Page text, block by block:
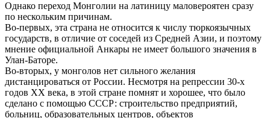
Однако переход Монголии на латиницу маловероятен сразу
по нескольким причинам.
Во-первых, эта страна не относится к числу тюркоязычных
государств, в отличие от соседей из Средней Азии, и поэтому
мнение официальной Анкары не имеет большого значения в
Улан-Баторе.
Во-вторых, у монголов нет сильного желания
дистанцироваться от России. Несмотря на репрессии 30-х
годов ХХ века, в этой стране помнят и хорошее, что было
сделано с помощью СССР: строительство предприятий,
больниц, образовательных центров, объектов